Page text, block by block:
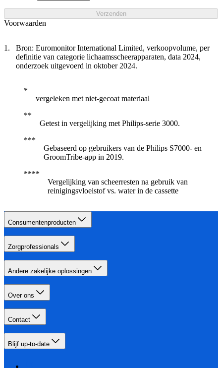
Verzenden
Voorwaarden
Bron: Euromonitor International Limited, verkoopvolume, per
definitie van categorie lichaamsscheerapparaten, data 2024,
onderzoek uitgevoerd in oktober 2024.
vergeleken met niet-gecoat materiaal
Getest in vergelijking met Philips-serie 3000.
Gebaseerd op gebruikers van de Philips S7000- en
GroomTribe-app in 2019.
Vergelijking van scheerresten na gebruik van
reinigingsvloeistof vs. water in de cassette
Consumentenproducten
Zorgprofessionals
Andere zakelijke oplossingen
Over ons
Contact
Blijf up-to-date